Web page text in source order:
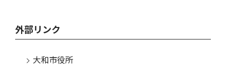
外部リンク
大和市役所